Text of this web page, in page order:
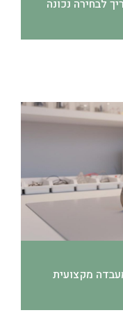
לבחירה נכונה
מקצועית